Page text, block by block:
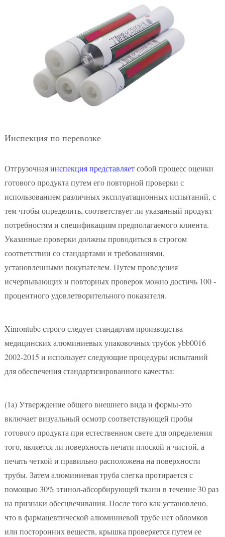
Инспекция по перевозке
Отгрузочнаяинспекция представляетсобой процесс оценки
готового продукта путем его повторной проверки с
использованием различных эксплуатационных испытаний, с
тем чтобы определить, соответствует ли указанный продукт
потребностям и спецификациям предполагаемого клиента.
Указанные проверки должны проводиться в строгом
соответствии со стандартами и требованиями,
установленными покупателем. Путем проведения
исчерпывающих и повторных проверок можно достичь 100 -
процентного удовлетворительного показателя.
Xinrontube строго следует стандартам производства
медицинских алюминиевых упаковочных трубок ybb0016
2002-2015 и использует следующие процедуры испытаний
для обеспечения стандартизированного качества:
(1a)Утверждение общего внешнего вида и формы-это
включает визуальный осмотр соответствующей пробы
готового продукта при естественном свете для определения
того, является ли поверхность печати плоской и чистой, а
печать четкой и правильно расположена на поверхности
трубы. Затем алюминиевая труба слегка протирается с
помощью 30% этинол-абсорбирующей ткани в течение 30 раз
на признаки обесцвечивания. После того как установлено,
что в фармацевтической алюминиевой трубе нет обломков
или посторонних веществ, крышка проверяется путем ее